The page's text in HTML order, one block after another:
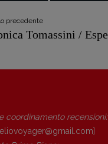
precedente
Tomassini /
coordinamento recensioni: